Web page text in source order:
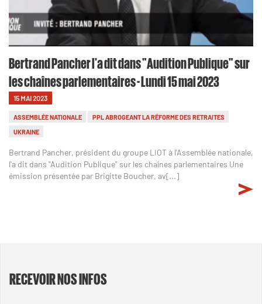
Bertrand Pancher l'a dit dans "Audition Publique" sur
les chaînes parlementaires - Lundi 15 mai 2023
15 MAI 2023
ASSEMBLÉE NATIONALE
PPL ABROGEANT LA RÉFORME DES RETRAITES
UKRAINE
Bertrand Pancher, président du groupe LIOT à l'Assemblée nationale,
l'a dit dans "Audition Publique" sur les chaînes parlementaires Une
émission présentée par Brigitte Boucher, av[...]
RECEVOIR NOS INFOS